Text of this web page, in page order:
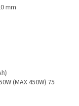
mm
(MAX 450W) 75